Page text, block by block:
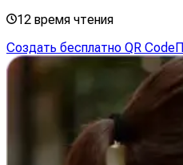
12 время чтения
Создать бесплатно QR Code